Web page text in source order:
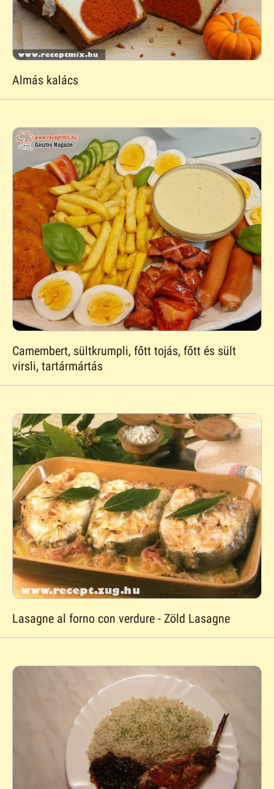
Almás kalács
Camembert, sültkrumpli, főtt tojás, főtt és sült
virsli, tartármártás
Lasagne al forno con verdure - Zöld Lasagne